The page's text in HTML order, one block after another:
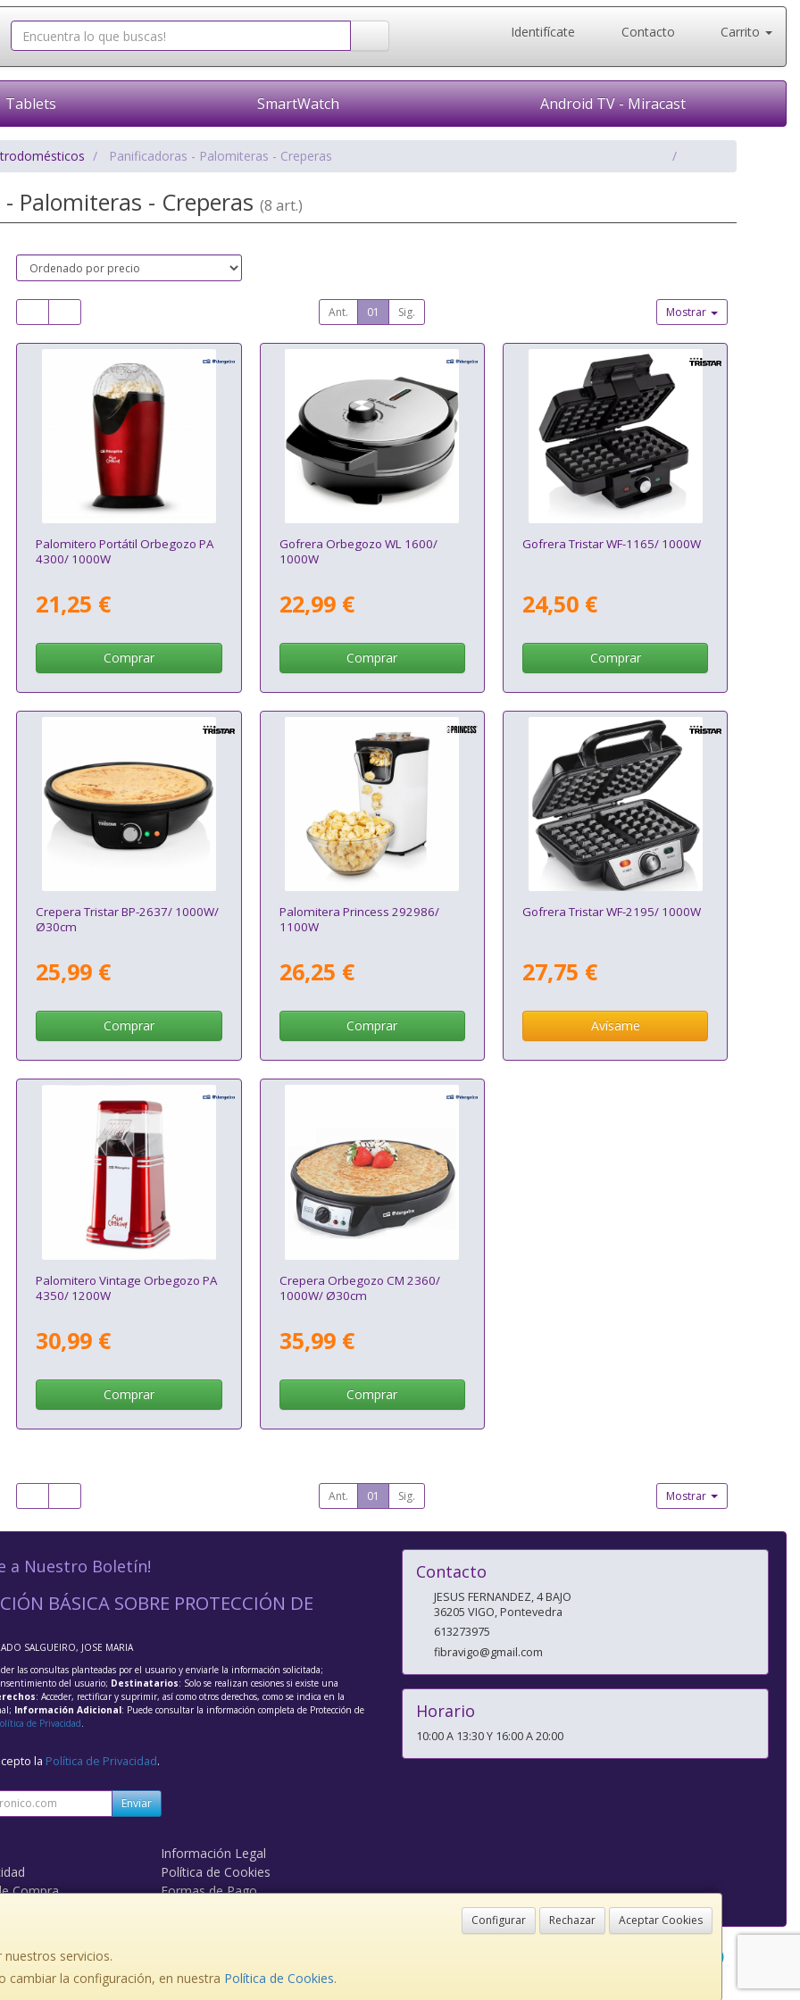
Identifícate Contacto Carrito
Tablets SmartWatch Android TV - Miracast
Panificadoras - Palomiteras - Creperas
Palomiteras - Creperas (8 art.)
Ant. 01 Sig. Mostrar
Palomitero Portátil Orbegozo PA
4300/ 1000W
21,25 €
Comprar
Gofrera Orbegozo WL 1600/
1000W
22,99 €
Comprar
Gofrera Tristar WF-1165/ 1000W
24,50 €
Comprar
Crepera Tristar BP-2637/ 1000W/
Ø30cm
25,99 €
Comprar
Palomitera Princess 292986/
1100W
26,25 €
Comprar
Gofrera Tristar WF-2195/ 1000W
27,75 €
Avísame
Palomitero Vintage Orbegozo PA
4350/ 1200W
30,99 €
Comprar
Crepera Orbegozo CM 2360/
1000W/ Ø30cm
35,99 €
Comprar
Ant. 01 Sig. Mostrar
Configurar Rechazar Aceptar Cookies
servicios.
la configuración, en nuestra Política de Cookies.
a Nuestro Boletín!
BÁSICA SOBRE PROTECCIÓN DE
SALGUEIRO, JOSE MARIA
las consultas planteadas por el usuario y enviarle la información solicitada;
del usuario; Destinatarios: Solo se realizan cesiones si existe una
: Acceder, rectificar y suprimir, así como otros derechos, como se indica en la
Información Adicional: Puede consultar la información completa de Protección de
de Privacidad
la Política de Privacidad.
Enviar
Información Legal
Política de Cookies
Compra
Formas de Pago
Contacto
JESUS FERNANDEZ, 4 BAJO
36205 VIGO,Pontevedra
613273975
fibravigo@gmail.com
Horario
10:00 A 13:30 Y 16:00 A 20:00
, , , , España. - C.I.F.: 36174987N - Tfno: